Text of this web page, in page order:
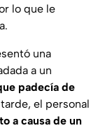
lo que le
una
a un
padecía de
el personal
a causa de un